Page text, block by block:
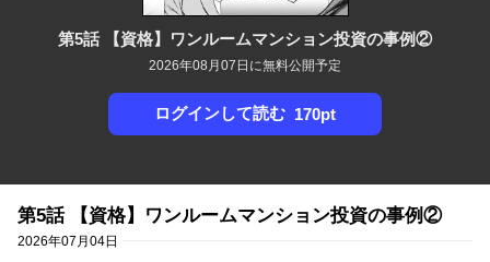
第5話 【資格】ワンルームマンション投資の事例②
2026年08月07日に無料公開予定
ログインして読む 170pt
第5話 【資格】ワンルームマンション投資の事例②
2026年07月04日